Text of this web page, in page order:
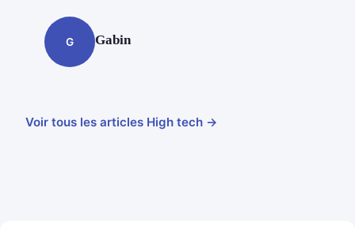
G Gabin
Voir tous les articles High tech →